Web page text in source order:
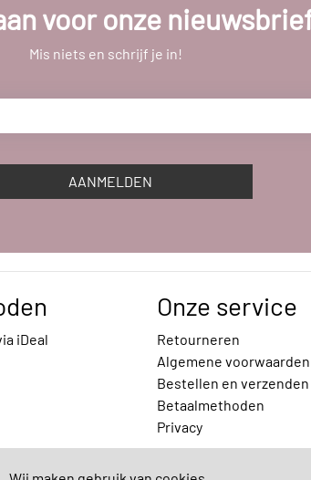
voor onze
Mis niets en schrijf je in!
AANMELDEN
iDeal
Onze service
Retourneren
Algemene voorwaarden
Bestellen en verzenden
Betaalmethoden
Privacy